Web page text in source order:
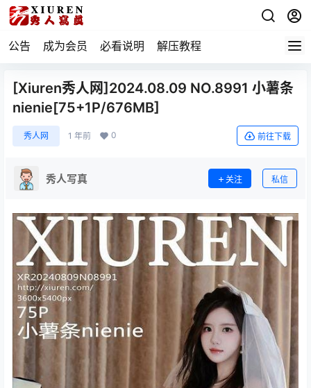
公告 成为会员 必看说明 解压教程
[Xiuren秀人网]2024.08.09 NO.8991 小薯条
nienie[75+1P/676MB]
秀人网 1 年前 0 前往下载
秀人写真 关注 私信